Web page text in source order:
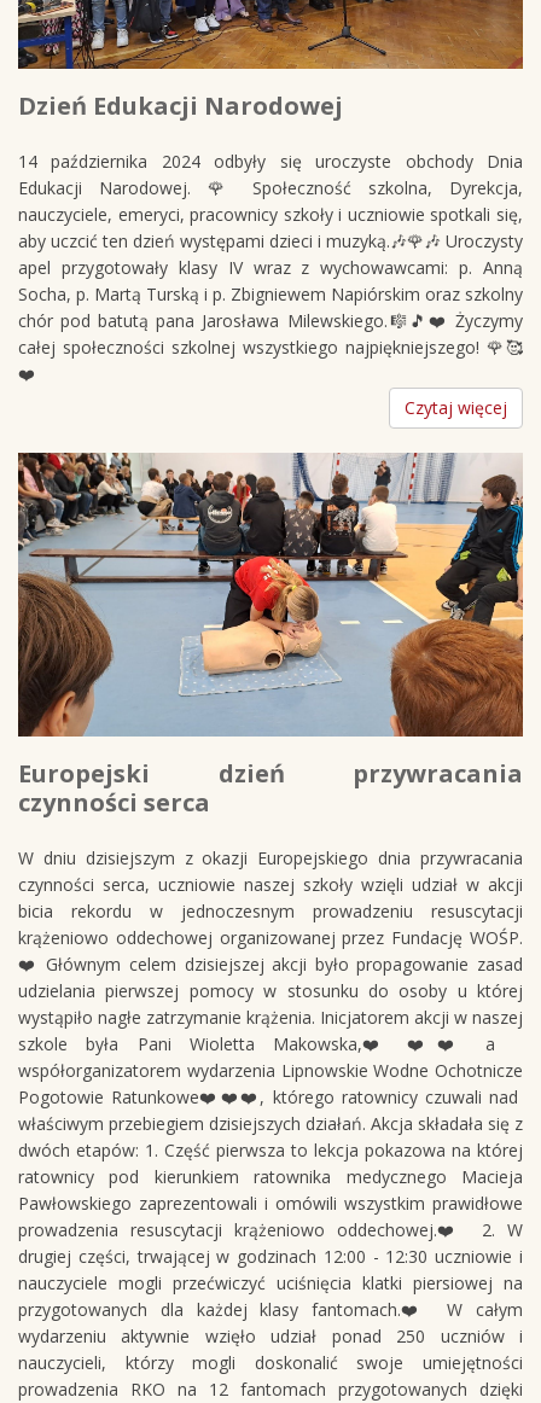
Dzień Edukacji Narodowej
14 października 2024 odbyły się uroczyste obchody Dnia
Edukacji Narodowej. 🌹 Społeczność szkolna, Dyrekcja,
nauczyciele, emeryci, pracownicy szkoły i uczniowie spotkali się,
aby uczcić ten dzień występami dzieci i muzyką.🎶🌹🎶 Uroczysty
apel przygotowały klasy IV wraz z wychowawcami: p. Anną
Socha, p. Martą Turską i p. Zbigniewem Napiórskim oraz szkolny
chór pod batutą pana Jarosława Milewskiego.🎼🎵❤️ Życzymy
całej społeczności szkolnej wszystkiego najpiękniejszego! 🌹🥰
❤️
Czytaj więcej
Europejski dzień przywracania
czynności serca
W dniu dzisiejszym z okazji Europejskiego dnia przywracania
czynności serca, uczniowie naszej szkoły wzięli udział w akcji
bicia rekordu w jednoczesnym prowadzeniu resuscytacji
krążeniowo oddechowej organizowanej przez Fundację WOŚP.
❤️ Głównym celem dzisiejszej akcji było propagowanie zasad
udzielania pierwszej pomocy w stosunku do osoby u której
wystąpiło nagłe zatrzymanie krążenia. Inicjatorem akcji w naszej
szkole była Pani Wioletta Makowska,❤️❤️❤️ a
współorganizatorem wydarzenia Lipnowskie Wodne Ochotnicze
Pogotowie Ratunkowe❤️❤️❤️, którego ratownicy czuwali nad
właściwym przebiegiem dzisiejszych działań. Akcja składała się z
dwóch etapów: 1. Część pierwsza to lekcja pokazowa na której
ratownicy pod kierunkiem ratownika medycznego Macieja
Pawłowskiego zaprezentowali i omówili wszystkim prawidłowe
prowadzenia resuscytacji krążeniowo oddechowej.❤️ 2. W
drugiej części, trwającej w godzinach 12:00 - 12:30 uczniowie i
nauczyciele mogli przećwiczyć uciśnięcia klatki piersiowej na
przygotowanych dla każdej klasy fantomach.❤️ W całym
wydarzeniu aktywnie wzięło udział ponad 250 uczniów i
nauczycieli, którzy mogli doskonalić swoje umiejętności
prowadzenia RKO na 12 fantomach przygotowanych dzięki